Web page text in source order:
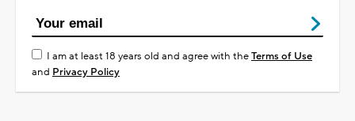
I am at least 18 years old and agree with theTerms of Use
and Privacy Policy